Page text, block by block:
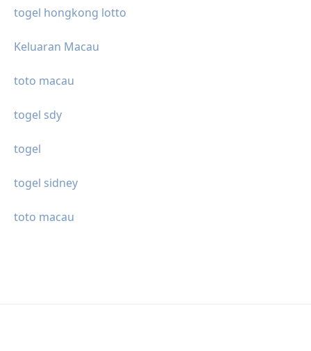
togel hongkong lotto
Keluaran Macau
toto macau
togel sdy
togel
togel sidney
toto macau